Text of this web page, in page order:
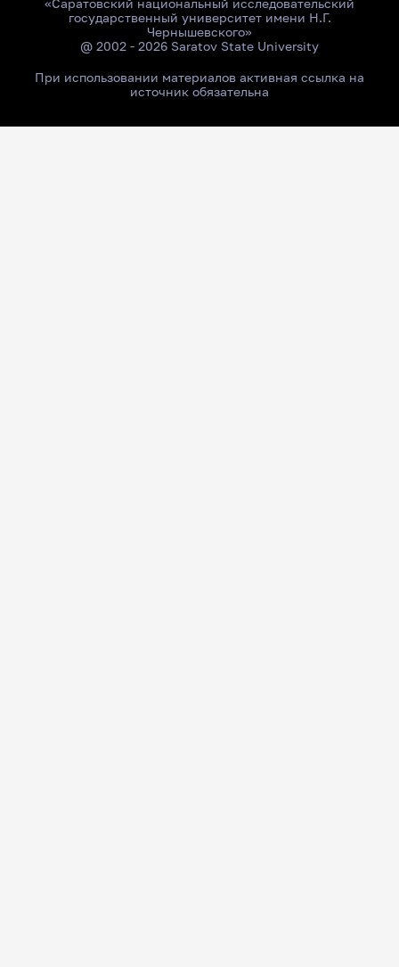
государственный университет имени Н.Г.
Чернышевского»
@ 2002 - 2026 Saratov State University
При использовании материалов активная ссылка на
источник обязательна